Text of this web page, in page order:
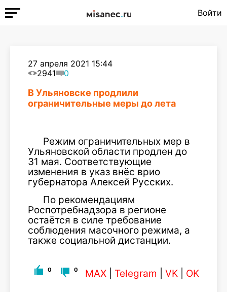
Войти
27 апреля 2021 15:44
2941
0
В Ульяновске продлили
ограничительные меры до лета
Режим ограничительных мер в
Ульяновской области продлен до
31 мая. Соответствующие
изменения в указ внёс врио
губернатора Алексей Русских.
По рекомендациям
Роспотребнадзора в регионе
остаётся в силе требование
соблюдения масочного режима, а
также социальной дистанции.
0 0 MAX Telegram VK OK